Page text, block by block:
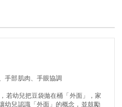
手部肌肉、手眼協調
若幼兒把豆袋拋在桶「外面」，家
幼兒認識「外面」的概念，並鼓勵